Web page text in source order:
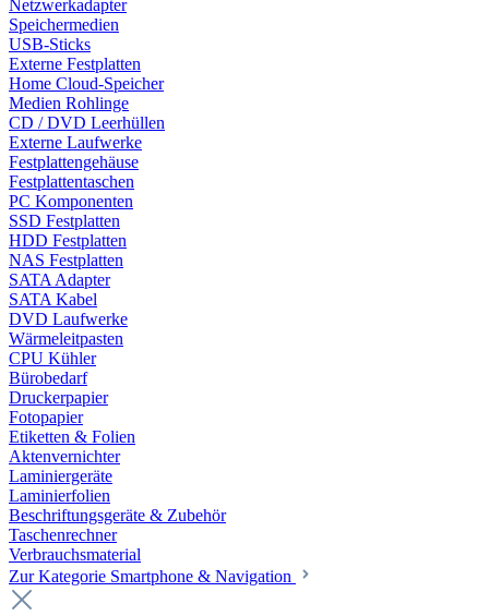
Netzwerkadapter
Speichermedien
USB-Sticks
Externe Festplatten
Home Cloud-Speicher
Medien Rohlinge
CD / DVD Leerhüllen
Externe Laufwerke
Festplattengehäuse
Festplattentaschen
PC Komponenten
SSD Festplatten
HDD Festplatten
NAS Festplatten
SATA Adapter
SATA Kabel
DVD Laufwerke
Wärmeleitpasten
CPU Kühler
Bürobedarf
Druckerpapier
Fotopapier
Etiketten & Folien
Aktenvernichter
Laminiergeräte
Laminierfolien
Beschriftungsgeräte & Zubehör
Taschenrechner
Verbrauchsmaterial
Zur Kategorie Smartphone & Navigation